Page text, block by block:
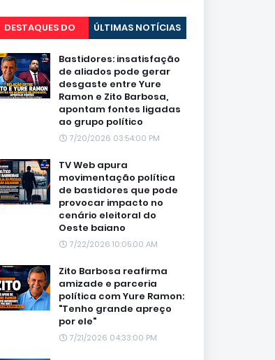
DESTAQUES DO
PORTAL
ÚLTIMAS NOTÍCIAS
Bastidores: insatisfação
de aliados pode gerar
desgaste entre Yure
Ramon e Zito Barbosa,
apontam fontes ligadas
ao grupo político
7/20/2026 03:54:00 PM
TV Web apura
movimentação política
de bastidores que pode
provocar impacto no
cenário eleitoral do
Oeste baiano
7/22/2026 10:05:00 AM
Zito Barbosa reafirma
amizade e parceria
política com Yure Ramon:
"Tenho grande apreço
por ele"
7/21/2026 04:33:00 PM